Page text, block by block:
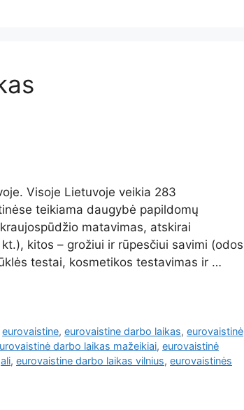
Visoje Lietuvoje veikia 283
teikiama daugybė papildomų
matavimas, atskirai
kitos – grožiui ir rūpesčiui savimi (odos
testai, kosmetikos testavimas ir …
eurovaistine,eurovaistine darbo laikas,eurovaistinė
darbo laikas mažeikiai, eurovaistinė
, eurovaistine darbo laikas vilnius, eurovaistinės